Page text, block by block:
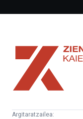
Zientzia
Kaiera
Argitaratzailea: